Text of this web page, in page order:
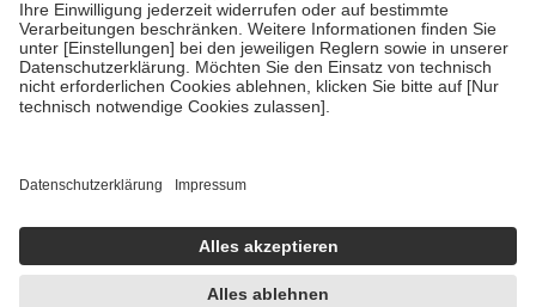
• Untersuchungen zur Vorsorge und Früherkennung, die von der
GKV getragen werden
• empfohlenen Schutzimpfungen
• Harn- und Blutteststreifen
getroffen, um sicherzustellen, dass es sich um echte Bewertungen
https://help.etrusted.com/hc/de/articles/4419944605341
Einige Bilder und Inhalte wurden unter Zuhilfenahme künstlicher